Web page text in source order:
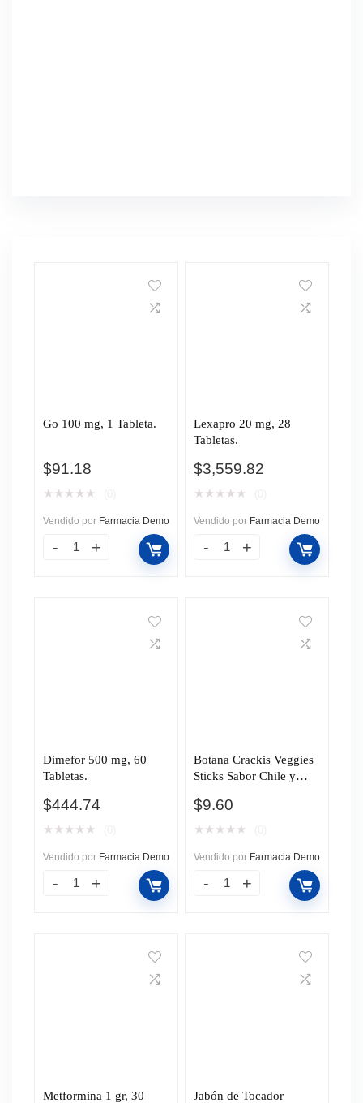
Go 100 mg, 1 Tableta.
$91.18
★ ★ ★ ★ ★
Vendido por Farmacia Demo
Lexapro 20 mg, 28
Tabletas.
$3,559.82
★ ★ ★ ★ ★
Vendido por Farmacia Demo
Dimefor 500 mg, 60
Tabletas.
$444.74
★ ★ ★ ★ ★
Vendido por Farmacia Demo
Botana Crackis Veggies
Sticks Sabor Chile y
$9.60
★ ★ ★ ★ ★
Vendido por Farmacia Demo
Metformina 1 gr, 30
Jabón de Tocador